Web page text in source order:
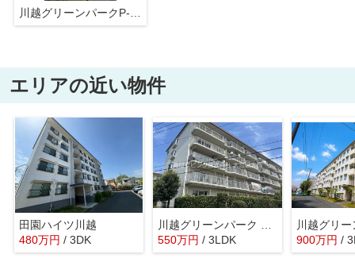
エリアの近い物件
田園ハイツ川越
480万円 / 3DK
550万円 / 3LDK 900万円 /